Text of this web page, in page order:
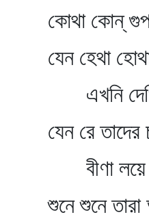
কোথা কোন্‌
যেন হেথা
এখনি
যেন রে তাদের
বীণা লয়ে
শুনে শুনে